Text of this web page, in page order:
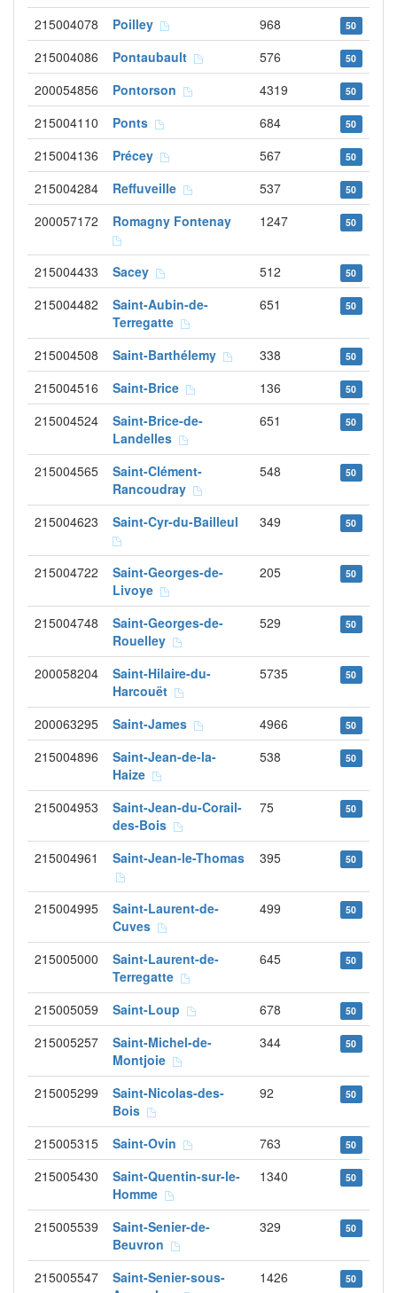
215004078 Poilley 968 50
215004086 Pontaubault 576 50
200054856 Pontorson 4319 50
215004110 Ponts 684 50
215004136 Précey 567 50
215004284 Reffuveille 537 50
200057172 Romagny Fontenay 1247 50
215004433 Sacey 512 50
215004482
Saint-Aubin-de-
Terregatte
651 50
215004508 Saint-Barthélemy 338 50
215004516 Saint-Brice 136 50
215004524
Saint-Brice-de-
Landelles
651 50
215004565
Saint-Clément-
Rancoudray
548 50
215004623 Saint-Cyr-du-Bailleul 349 50
215004722
Saint-Georges-de-
Livoye
205 50
215004748
Saint-Georges-de-
Rouelley
529 50
200058204
Saint-Hilaire-du-
Harcouët
5735 50
200063295 Saint-James 4966 50
215004896
Saint-Jean-de-la-
Haize
538 50
215004953
Saint-Jean-du-Corail-
des-Bois
75 50
215004961 Saint-Jean-le-Thomas 395 50
215004995
Saint-Laurent-de-
Cuves
499 50
215005000
Saint-Laurent-de-
Terregatte
645 50
215005059 Saint-Loup 678 50
215005257
Saint-Michel-de-
Montjoie
344 50
215005299
Saint-Nicolas-des-
Bois
92 50
215005315 Saint-Ovin 763 50
215005430
Saint-Quentin-sur-le-
Homme
1340 50
215005539
Saint-Senier-de-
Beuvron
329 50
215005547
Saint-Senier-sous-
1426 50